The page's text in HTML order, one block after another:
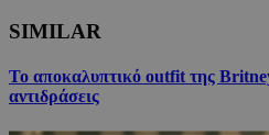
SIMILAR
Το αποκαλυπτικό outfit της
αντιδράσεις